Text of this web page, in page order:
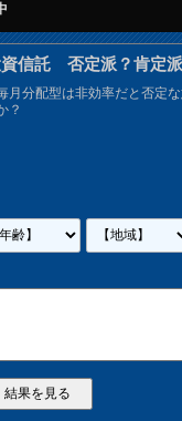
信託 否定派？肯定
月分配型は非効率だと否定
？